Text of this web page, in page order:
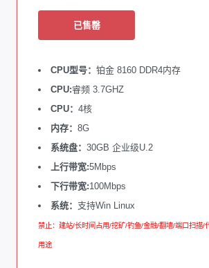
已售罄
CPU型号： 铂金 8160 DDR4内存
CPU:睿频 3.7GHZ
CPU： 4核
内存： 8G
系统盘： 30GB 企业级U.2
上行带宽:5Mbps
下行带宽:100Mbps
系统： 支持Win Linux
禁止：建站/长时间占用/挖矿/钓鱼/金融/翻墙/端口扫描/
用途